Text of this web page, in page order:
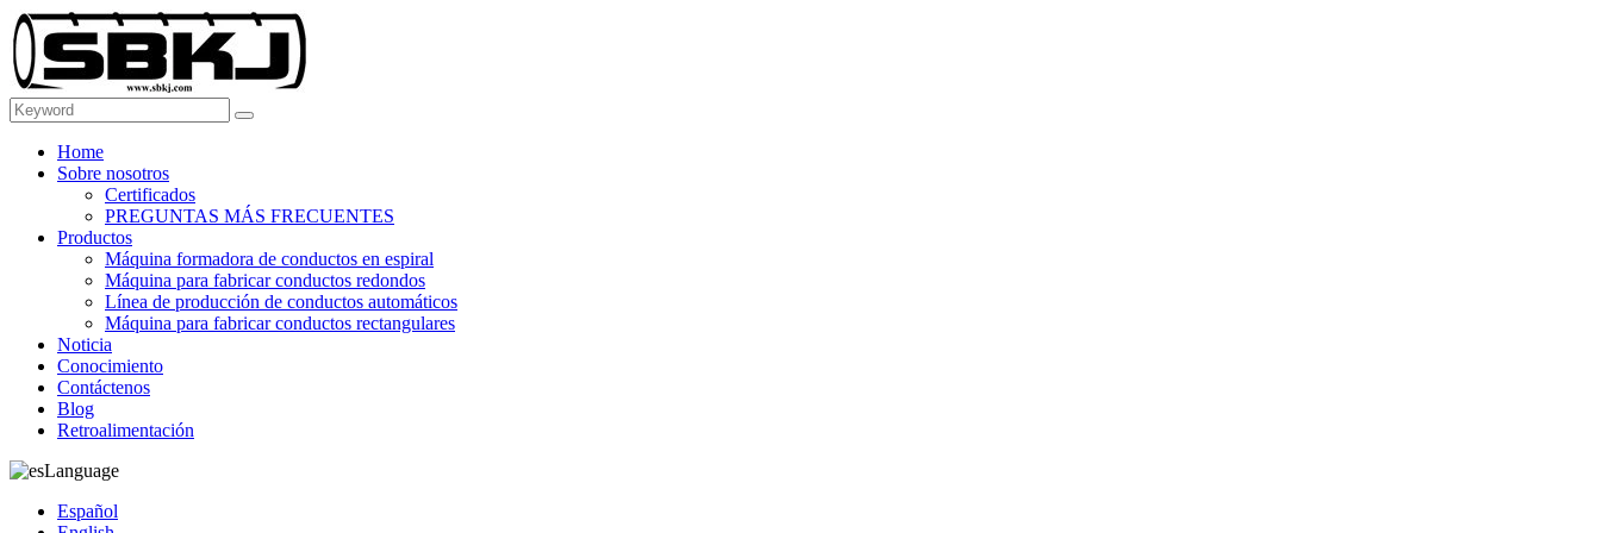
Home
Sobre nosotros
Certificados
PREGUNTAS MÁS FRECUENTES
Productos
Máquina formadora de conductos en espiral
Máquina para fabricar conductos redondos
Línea de producción de conductos automáticos
Máquina para fabricar conductos rectangulares
Noticia
Conocimiento
Contáctenos
Blog
Retroalimentación
Language
Español